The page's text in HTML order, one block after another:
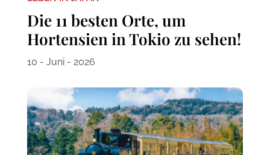
Die 11 besten Orte, um
Hortensien in Tokio zu sehen!
10 - Juni - 2026